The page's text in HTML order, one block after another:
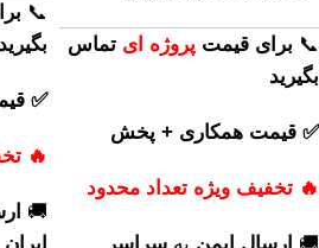
📞 برای قیمت پروژه ای تماس
بگیرید
✅ قیمت همکاری + پخش
🔥 تخفیف ویژه تعداد محدود
📞
بگیرید
✅
🔥
🚚